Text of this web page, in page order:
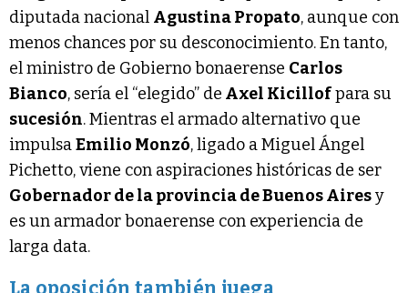
diputada nacional Agustina Propato, aunque con
menos chances por su desconocimiento. En tanto,
el ministro de Gobierno bonaerense Carlos
Bianco, sería el “elegido” de Axel Kicillofpara su
sucesión. Mientras el armado alternativo que
impulsaEmilio Monzó, ligado a Miguel Ángel
Pichetto, viene con aspiraciones históricas de ser
Gobernador de la provincia de Buenos Airesy
es un armador bonaerense con experiencia de
larga data.